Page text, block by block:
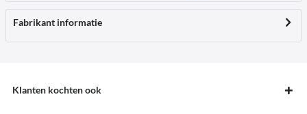
Fabrikant informatie
Klanten kochten ook